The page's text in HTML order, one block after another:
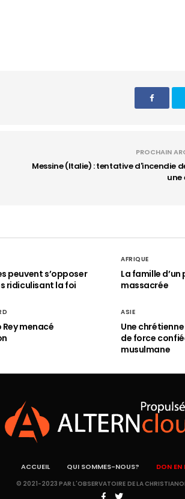
PROCHAIN
Messine (Italie) : tentative d'incendie
une
peuvent s’opposer
ridiculisant la foi
AFRIQUE
La famille
massacrée
menacé
ASIE
Une
de force
musulmane
ACCUEIL QUI SOMMES-NOUS? DON EN
© 2021-2023 PAR L'OBSERVATOIRE DE LA